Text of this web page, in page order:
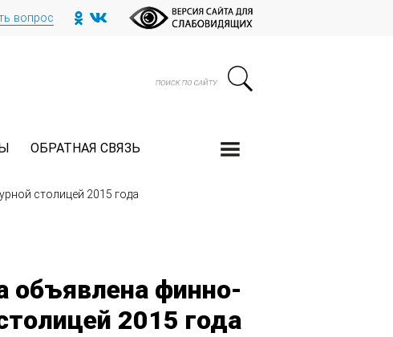
вопрос
ОБРАТНАЯ СВЯЗЬ
столицей 2015 года
объявлена финно-
2015 года